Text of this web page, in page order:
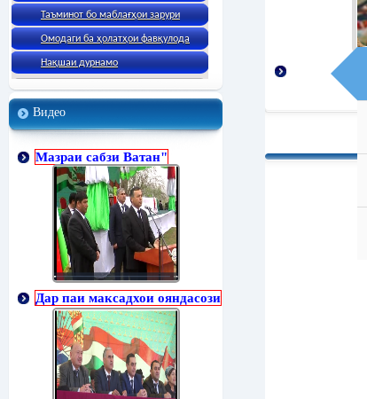
Таъминот бо маблағҳои зарури
Омодаги ба ҳолатҳои фавқулода
Нақшаи дурнамо
Видео
Мазраи сабзи Ватан"
Дар паи максадхои ояндасози